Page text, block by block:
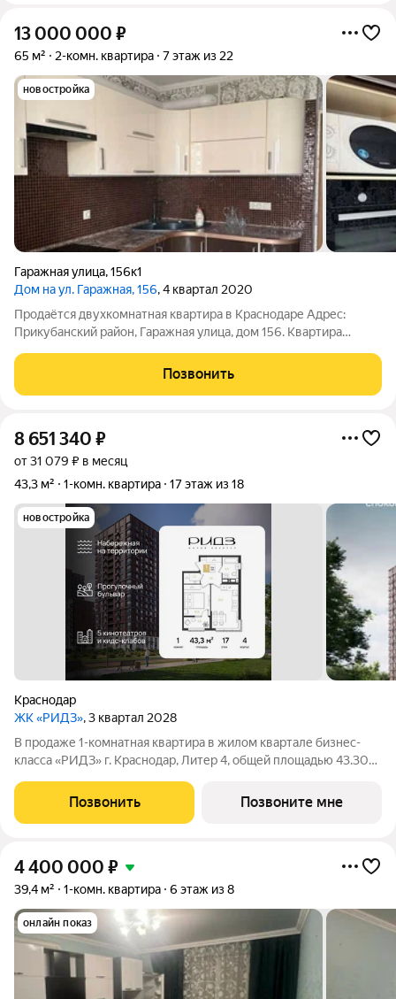
13 000 000 ₽
65 м² 2-комн. квартира 7 этаж из 22
новостройка
Гаражная улица,156к1
Дом на ул. Гаражная, 156, 4 квартал 2020
Продаётся двухкомнатная квартира в Краснодаре Адрес:
Прикубанский район, Гаражная улица, дом 156. Квартира
дома. Общая площадь квартиры составляет 65 квадратных
метров, из них 31 квадратный метр
Позвонить
8 651 340 ₽
от 31 079 ₽ в месяц
43,3 м²
1-комн. квартира 17 этаж из 18
новостройка
Краснодар
ЖК «РИДЗ», 3 квартал 2028
В продаже 1-комнатная квартира в жилом квартале бизнес-
класса «РИДЗ» г. Краснодар, Литер 4, общей площадью 43.30
объявлении пример отделки от застройщика. Приобретается
отдельно и не входит
Позвонить Позвоните мне
4 400 000 ₽
39,4 м² 1-комн. квартира 6 этаж из 8
онлайн показ